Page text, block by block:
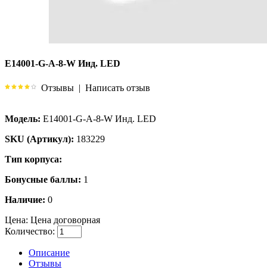
E14001-G-A-8-W Инд. LED
Отзывы | Написать отзыв
Модель: E14001-G-A-8-W Инд. LED
SKU (Артикул): 183229
Тип корпуса:
Бонусные баллы: 1
Наличие: 0
Цена: Цена договорная
Количество:
Описание
Отзывы